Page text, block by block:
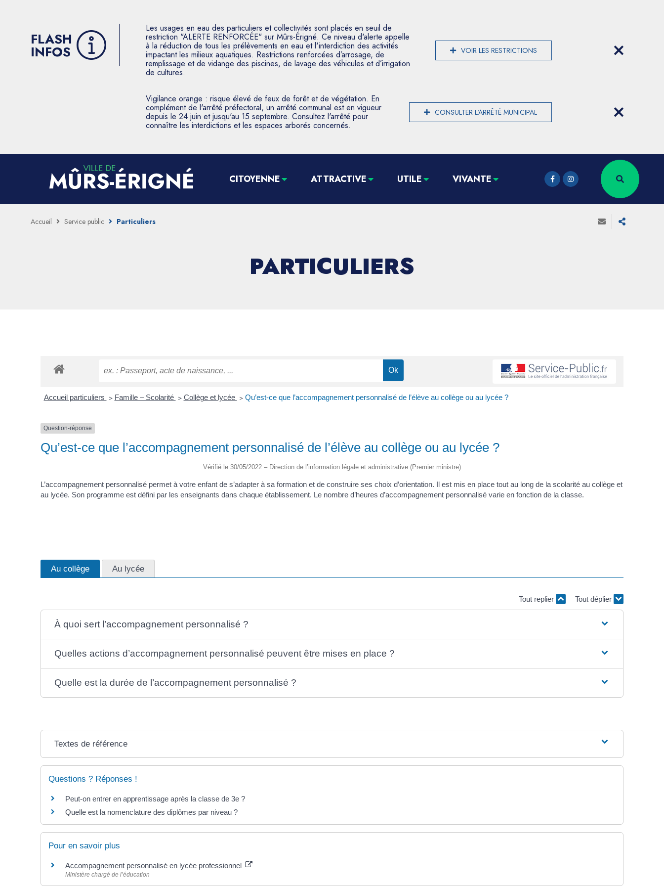
FLASH
INFOS
Les usages en eau des particuliers et collectivités sont placés en seuil de
restriction "ALERTE RENFORCÉE" sur Mûrs-Érigné. Ce niveau d'alerte appelle
à la réduction de tous les prélèvements en eau et l'interdiction des activités
impactant les milieux aquatiques. Restrictions renforcées d’arrosage, de
remplissage et de vidange des piscines, de lavage des véhicules et d’irrigation
de cultures.
VOIR LES RESTRICTIONS
Vigilance orange : risque élevé de feux de forêt et de végétation. En
complément de l'arrêté préfectoral, un arrêté communal est en vigueur
depuis le 24 juin et jusqu'au 15 septembre. Consultez l'arrêté pour
connaître les interdictions et les espaces arborés concernés.
CONSULTER L'ARRÊTÉ MUNICIPAL
CITOYENNE ATTRACTIVE UTILE VIVANTE
Accueil Service public Particuliers
PARTICULIERS
Accueil particuliers > Famille – Scolarité > Collège et lycée > Qu’est-ce que l’accompagnement personnalisé de l’élève au collège ou au lycée ?
Question-réponse
Qu’est-ce que l’accompagnement personnalisé de l’élève au collège ou au lycée ?
Vérifié le 30/05/2022 – Direction de l’information légale et administrative (Premier ministre)
L’accompagnement personnalisé permet à votre enfant de s’adapter à sa formation et de construire ses choix d’orientation. Il est mis en place tout au long de la scolarité au collège et
au lycée. Son programme est défini par les enseignants dans chaque établissement. Le nombre d’heures d’accompagnement personnalisé varie en fonction de la classe.
Au collège Au lycée
Tout replier Tout déplier
À quoi sert l’accompagnement personnalisé ?
Quelles actions d’accompagnement personnalisé peuvent être mises en place ?
Quelle est la durée de l’accompagnement personnalisé ?
Textes de référence
Questions ? Réponses !
Peut-on entrer en apprentissage après la classe de 3e ?
Quelle est la nomenclature des diplômes par niveau ?
Pour en savoir plus
Accompagnement personnalisé en lycée professionnel
Ministère chargé de l’éducation